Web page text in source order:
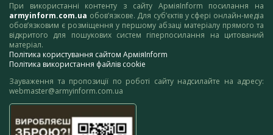
При використанні контенту з сайту АрміяInform посилання на
armyinform.com.ua обов’язкове. Для суб’єктів у сфері онлайн-медіа
обов’язковим є розміщення у першому абзаці матеріалу прямого та
відкритого для пошукових систем гіперпосилання на цитований
матеріал.
Політика користування сайтом АрміяInform
Політика використання файлів cookie
Зауваження та пропозиції по роботі сайту надсилайте на адресу:
webmaster@armyinform.com.ua